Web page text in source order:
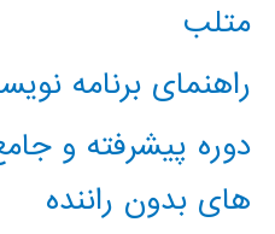
متلب
راهنمای برنامه
دوره پیشرفته و
های بدون راننده